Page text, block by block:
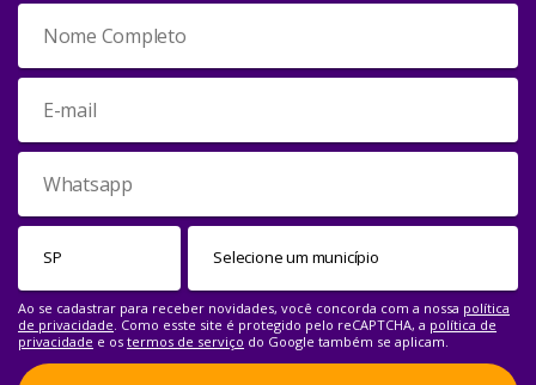
Ao se cadastrar para receber novidades, você concorda com a nossa política
de privacidade. Como esste site é protegido pelo reCAPTCHA, a política de
privacidade e os termos de serviço do Google também se aplicam.